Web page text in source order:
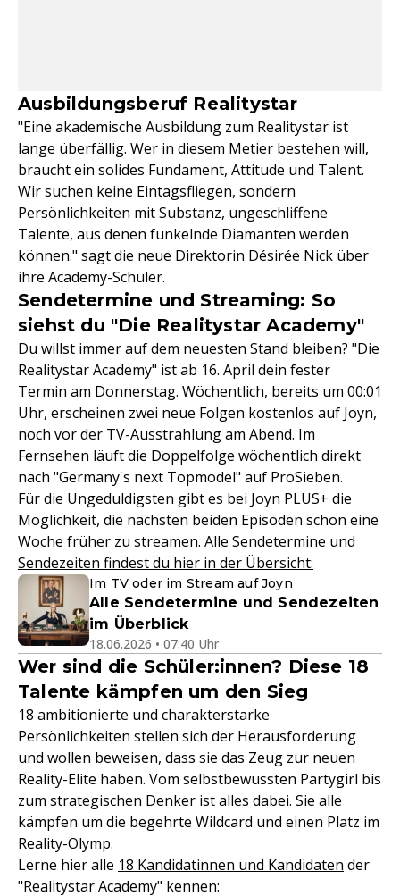
Ausbildungsberuf Realitystar
"Eine akademische Ausbildung zum Realitystar ist
lange überfällig. Wer in diesem Metier bestehen will,
braucht ein solides Fundament, Attitude und Talent.
Wir suchen keine Eintagsfliegen, sondern
Persönlichkeiten mit Substanz, ungeschliffene
Talente, aus denen funkelnde Diamanten werden
können." sagt die neue Direktorin Désirée Nick über
ihre Academy-Schüler.
Sendetermine und Streaming: So
siehst du "Die Realitystar Academy"
Du willst immer auf dem neuesten Stand bleiben? "Die
Realitystar Academy" ist ab 16. April dein fester
Termin am Donnerstag. Wöchentlich, bereits um 00:01
Uhr, erscheinen zwei neue Folgen kostenlos auf Joyn,
noch vor der TV-Ausstrahlung am Abend. Im
Fernsehen läuft die Doppelfolge wöchentlich direkt
nach "Germany's next Topmodel" auf ProSieben.
Für die Ungeduldigsten gibt es bei Joyn PLUS+ die
Möglichkeit, die nächsten beiden Episoden schon eine
Woche früher zu streamen. Alle Sendetermine und
Sendezeiten findest du hier in der Übersicht:
Im TV oder im Stream auf Joyn
Alle Sendetermine und Sendezeiten
im Überblick
18.06.2026 • 07:40 Uhr
Wer sind die Schüler:innen? Diese 18
Talente kämpfen um den Sieg
18 ambitionierte und charakterstarke
Persönlichkeiten stellen sich der Herausforderung
und wollen beweisen, dass sie das Zeug zur neuen
Reality-Elite haben. Vom selbstbewussten Partygirl bis
zum strategischen Denker ist alles dabei. Sie alle
kämpfen um die begehrte Wildcard und einen Platz im
Reality-Olymp.
Lerne hier alle 18 Kandidatinnen und Kandidaten der
"Realitystar Academy" kennen: